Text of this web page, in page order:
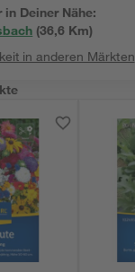
in Deiner Nähe:
(36,6 Km)
in anderen Märkten